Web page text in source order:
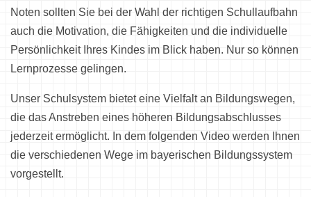
Noten sollten Sie bei der Wahl der richtigen Schullaufbahn
auch die Motivation, die Fähigkeiten und die individuelle
Persönlichkeit Ihres Kindes im Blick haben. Nur so können
Lernprozesse gelingen.
Unser Schulsystem bietet eine Vielfalt an Bildungswegen,
die das Anstreben eines höheren Bildungsabschlusses
jederzeit ermöglicht. In dem folgenden Video werden Ihnen
die verschiedenen Wege im bayerischen Bildungssystem
vorgestellt.